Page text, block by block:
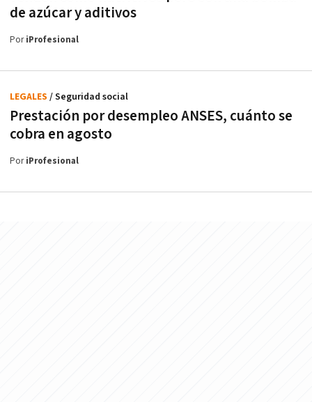
de azúcar y aditivos
PoriProfesional
Prestación por desempleo ANSES, cuánto se
cobra en agosto
LEGALES / Seguridad social
PoriProfesional